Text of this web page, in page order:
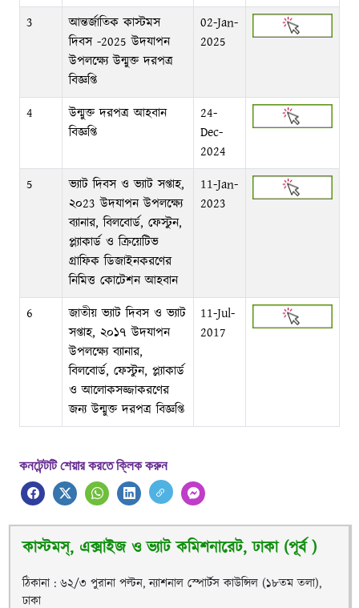
3
আন্তর্জাতিক কাস্টমস
দিবস -2025 উদযাপন
উপলক্ষ্যে উন্মুক্ত দরপত্র
বিজ্ঞপ্তি
02-Jan-
2025
4
উন্মুক্ত দরপত্র আহবান
বিজ্ঞপ্তি
24-
Dec-
2024
5
ভ্যাট দিবস ও ভ্যাট সপ্তাহ,
২০23 উদযাপন উপলক্ষ্যে
ব্যানার, বিলবোর্ড, ফেস্টুন,
প্ল্যাকার্ড ও ক্রিয়েটিভ
গ্রাফিক ডিজাইনকরণের
নিমিত্ত কোটেশন আহবান
11-Jan-
2023
6
জাতীয় ভ্যাট দিবস ও ভ্যাট
সপ্তাহ, ২০১৭ উদযাপন
উপলক্ষ্যে ব্যানার,
বিলবোর্ড, ফেস্টুন, প্ল্যাকার্ড
ও আলোকসজ্জাকরণের
জন্য উন্মুক্ত দরপত্র বিজ্ঞপ্তি
11-Jul-
2017
কনটেন্টটি শেয়ার করতে ক্লিক করুন
কাস্টমস্, এক্সাইজ ও ভ্যাট কমিশনারেট, ঢাকা (পূর্ব )
ঠিকানা : ৬২/৩ পুরানা পল্টন, ন্যাশনাল স্পোর্টস কাউন্সিল (১৮তম তলা),
ঢাকা